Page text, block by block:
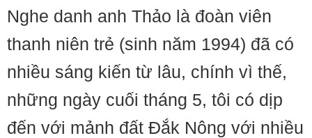
Nghe danh anh Thảo là đoàn viên
thanh niên trẻ (sinh năm 1994) đã có
nhiều sáng kiến từ lâu, chính vì thế,
những ngày cuối tháng 5, tôi có dịp
đến với mảnh đất Đắk Nông với nhiều